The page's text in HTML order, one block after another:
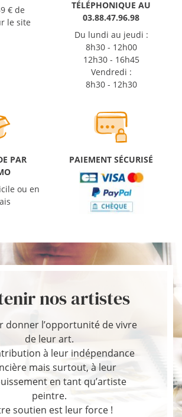
€ de
le site
TÉLÉPHONIQUE AU
03.88.47.96.98
Du lundi au jeudi :
8h30 - 12h00
12h30 - 16h45
Vendredi :
8h30 - 12h30
PAR
ou en
PAIEMENT SÉCURISÉ
nos artistes
donner l’opportunité de vivre
de leur art.
à leur indépendance
mais surtout, à leur
en tant qu’artiste
peintre.
soutien est leur force !